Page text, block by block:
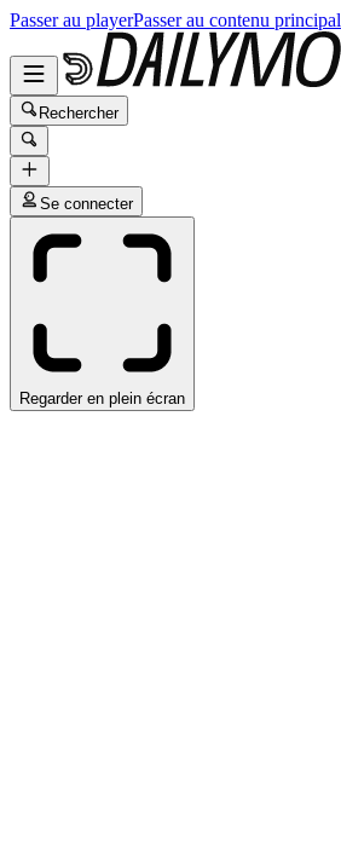
Passer au playerPasser au contenu principal
Rechercher
Se connecter
Regarder en plein écran